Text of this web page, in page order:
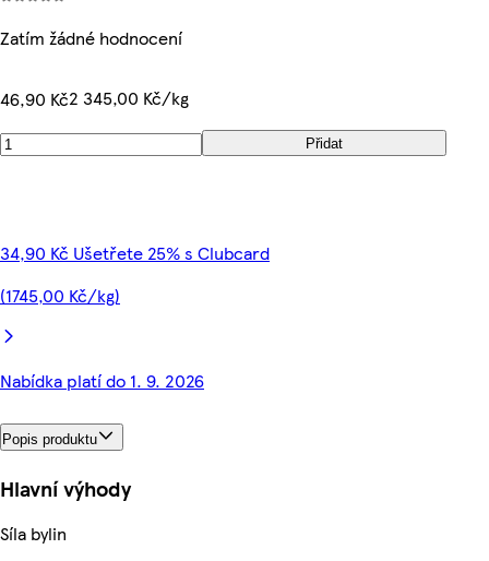
Zatím žádné hodnocení
46,90 Kč2 345,00 Kč/kg
Přidat
34,90 Kč Ušetřete 25% s Clubcard
(1745,00 Kč/kg)
Nabídka platí do 1. 9. 2026
Popis produktu
Hlavní výhody
Síla bylin